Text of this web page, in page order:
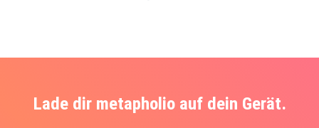
Lade dir metapholio auf dein Gerät.